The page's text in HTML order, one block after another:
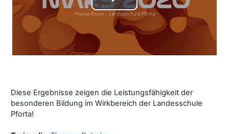
Reproducir
Vídeo
Diese Ergebnisse zeigen die Leistungsfähigkeit der
besonderen Bildung im Wirkbereich der Landesschule
Pforta!